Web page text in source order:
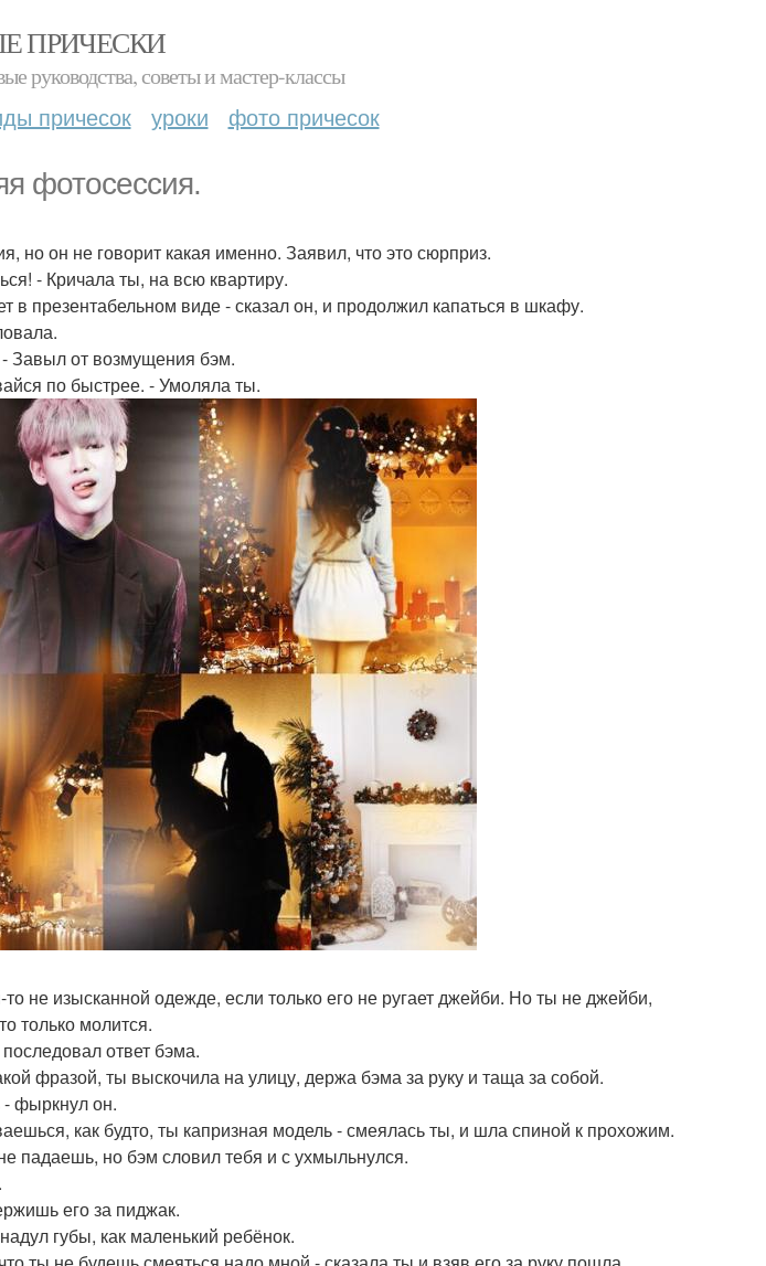
ПРИЧЕСКИ
руководства, советы и мастер-классы
причесок уроки фото причесок
фотосессия.
но он не говорит какая именно. Заявил, что это сюрприз.
- Кричала ты, на всю квартиру.
в презентабельном виде - сказал он, и продолжил капаться в шкафу.
Завыл от возмущения бэм.
по быстрее. - Умоляла ты.
не изысканной одежде, если только его не ругает джейби. Но ты не джейби,
только молится.
ответ бэма.
фразой, ты выскочила на улицу, держа бэма за руку и таща за собой.
фыркнул он.
как будто, ты капризная модель - смеялась ты, и шла спиной к прохожим.
падаешь, но бэм словил тебя и с ухмыльнулся.
его за пиджак.
губы, как маленький ребёнок.